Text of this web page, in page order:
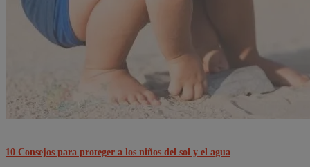
10 Consejos para proteger a los niños del sol y el agua